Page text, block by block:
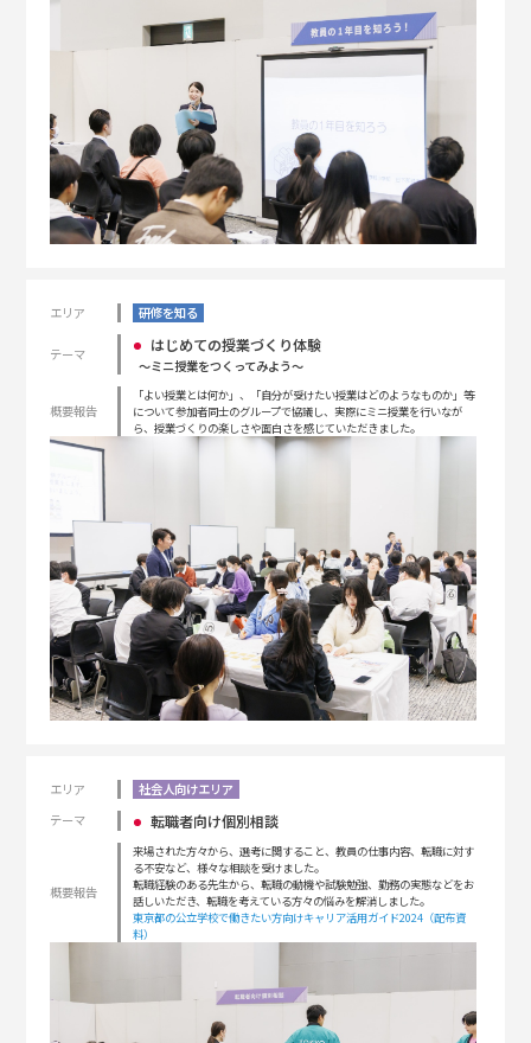
エリア 研修を知る
テーマ はじめての授業づくり体験
〜ミニ授業をつくってみよう〜
概要報告
「よい授業とは何か」、「自分が受けたい授業はどのようなものか」等
について参加者同士のグループで協議し、実際にミニ授業を行いなが
ら、授業づくりの楽しさや面白さを感じていただきました。
エリア
社会人向けエリア
テーマ
転職者向け個別相談
概要報告
来場された方々から、選考に関すること、教員の仕事内容、転職に対す
る不安など、様々な相談を受けました。
転職経験のある先生から、転職の動機や試験勉強、勤務の実態などをお
話しいただき、転職を考えている方々の悩みを解消しました。
東京都の公立学校で働きたい方向けキャリア活用ガイド2024（配布資
料）